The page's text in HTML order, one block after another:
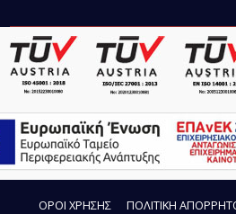
ΟΡΟΙ ΧΡΗΣΗΣ ΠΟΛΙΤΙΚΗ